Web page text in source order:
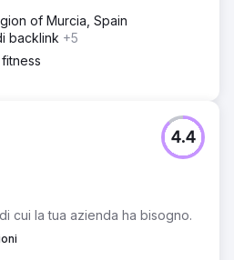
pubblicato blog oltre ai
un pubblico più ampio e
il traffico lanciando più
a una gamma più ampia di
di Google per circa 1.100
di Google per circa 300
14,8k parole chiave nella
organico da 721 a 152k in 15
of Murcia, Spain
backlink +5
cui la tua azienda ha bisogno.
4.4